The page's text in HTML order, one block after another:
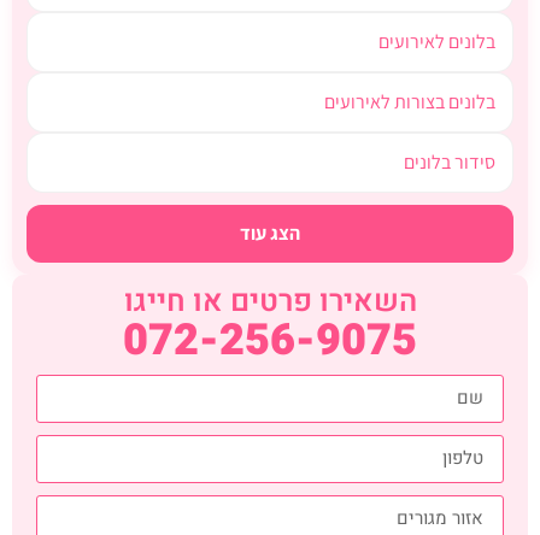
בלונים לאירועים
בלונים בצורות לאירועים
סידור בלונים
הצג עוד
השאירו פרטים או חייגו
072-256-9075